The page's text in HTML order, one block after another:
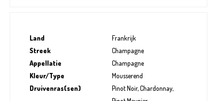
Land
Frankrijk
Streek
Champagne
Appellatie
Champagne
Kleur/Type
Mousserend
Druivenras(sen)
Pinot Noir, Chardonnay,